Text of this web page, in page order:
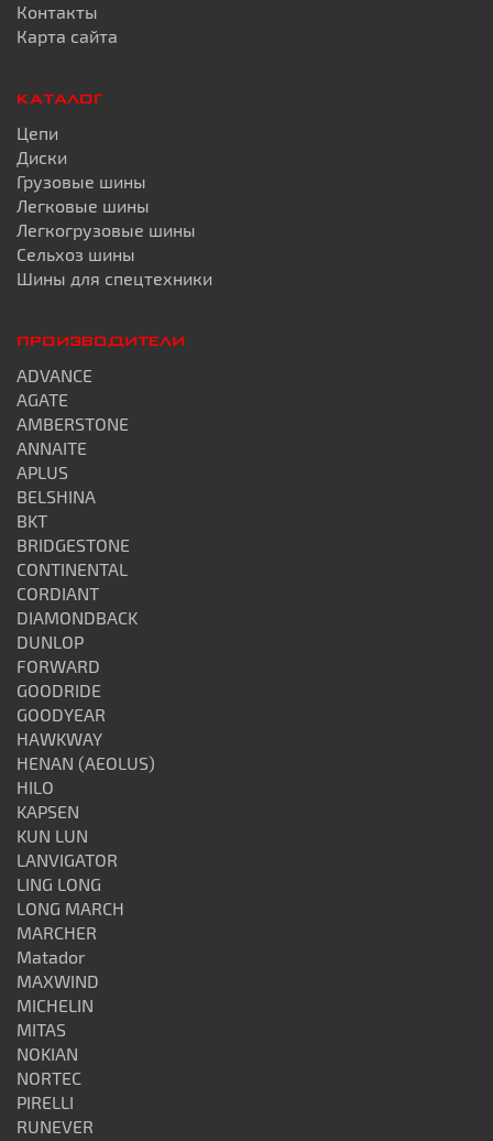
Контакты
Карта сайта
КАТАЛОГ
Цепи
Диски
Грузовые шины
Легковые шины
Легкогрузовые шины
Сельхоз шины
Шины для спецтехники
ПРОИЗВОДИТЕЛИ
ADVANCE
AGATE
AMBERSTONE
ANNAITE
APLUS
BELSHINA
BKT
BRIDGESTONE
CONTINENTAL
CORDIANT
DIAMONDBACK
DUNLOP
FORWARD
GOODRIDE
GOODYEAR
HAWKWAY
HENAN (AEOLUS)
HILO
KAPSEN
KUN LUN
LANVIGATOR
LING LONG
LONG MARCH
MARCHER
Matador
MAXWIND
MICHELIN
MITAS
NOKIAN
NORTEC
PIRELLI
RUNEVER